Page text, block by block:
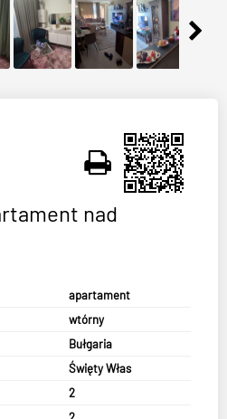
nad
apartament
wtórny
Bułgaria
Święty Włas
2